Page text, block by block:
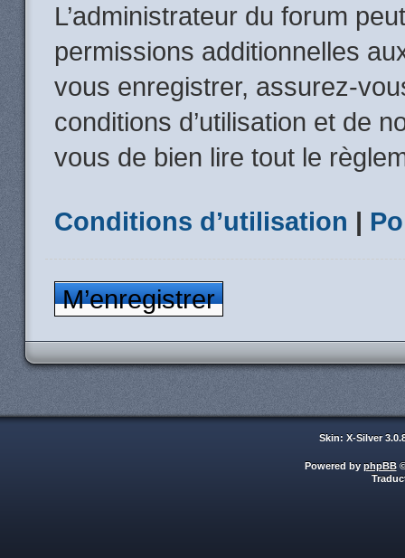
L’administrateur du forum
permissions additionnelles
vous enregistrer, assurez-
conditions d’utilisation et de
vous de bien lire tout le
Conditions d’utilisation |
M’enregistrer
Skin: X-Silver
Powered by phpBB©